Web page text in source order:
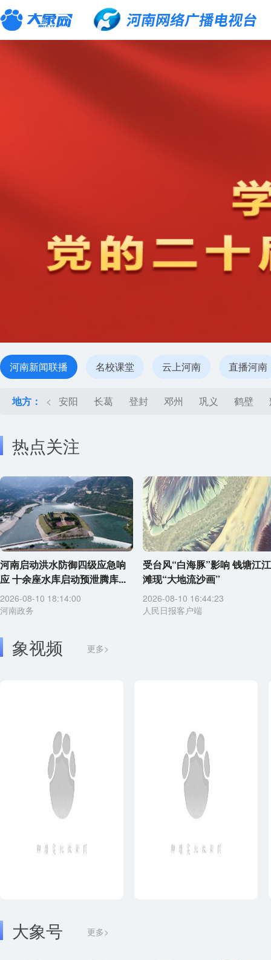
河南新闻联播 名校课堂 云上河南 直播河南
地方： < 安阳 长葛 登封 邓州 巩义 鹤壁
热点关注
河南启动洪水防御四级应急响
应 十余座水库启动预泄腾库...
2026-08-10 18:14:00
河南政务
受台风“白海豚”影响 钱塘江江
滩现“大地流沙画”
2026-08-10 16:44:23
人民日报客户端
象视频 更多>
大象号 更多>